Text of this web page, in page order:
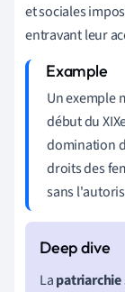
et sociales
entravant leur
Un exemple
début du
domination
droits des
sans
Lapatriarchie